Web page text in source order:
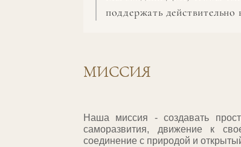
поддержать
МИССИЯ
Наша миссия - создавать
саморазвития, движение к
соединение с природой и